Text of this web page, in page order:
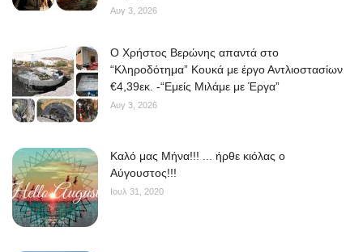
Αυγ 3, 2026
O Χρήστος Βερώνης απαντά στο
“Κληροδότημα” Κουκά με έργο Αντλιοστασίων
€4,39εκ. -“Εμείς Μιλάμε με Έργα”
Αυγ 3, 2026
Kαλό μας Μήνα!!! ... ήρθε κιόλας ο
Αύγουστος!!!
Ιουλ 31, 2020